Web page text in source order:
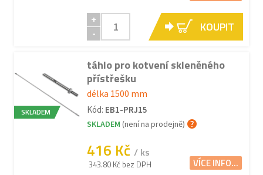
+
-
KOUPIT
SKLADEM
táhlo pro kotvení skleněného
přístřešku
délka 1500 mm
Kód: EB1-PRJ15
SKLADEM (není na prodejně)
416 Kč / ks
343.80 Kč bez DPH VÍCE INFO...